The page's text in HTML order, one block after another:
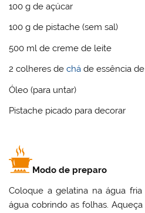
100 g de açúcar
100 g de pistache (sem sal)
500 ml de creme de leite
2 colheres dechá de essência
Óleo (para untar)
Pistache picado para decorar
Modo de preparo
Coloque a gelatina na água
água cobrindo as folhas.